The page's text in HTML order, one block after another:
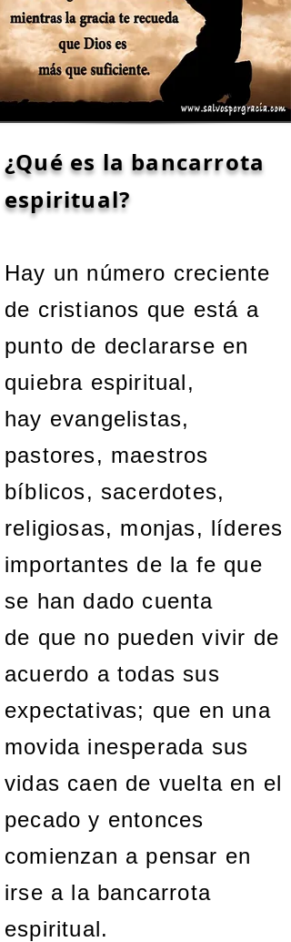
¿Qué es la bancarrota
espiritual?
Hay un número creciente
de cristianos que está a
punto de declararse en
quiebra espiritual,
hay evangelistas,
pastores, maestros
bíblicos, sacerdotes,
religiosas, monjas, líderes
importantes de la fe que
se han dado cuenta
de que no pueden vivir de
acuerdo a todas sus
expectativas; que en una
movida inesperada sus
vidas caen de vuelta en el
pecado y entonces
comienzan a pensar en
irse a la bancarrota
espiritual.